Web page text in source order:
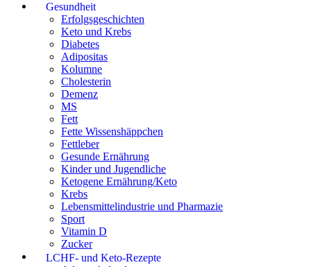
Gesundheit
Erfolgsgeschichten
Keto und Krebs
Diabetes
Adipositas
Kolumne
Cholesterin
Demenz
MS
Fett
Fette Wissenshäppchen
Fettleber
Gesunde Ernährung
Kinder und Jugendliche
Ketogene Ernährung/Keto
Krebs
Lebensmittelindustrie und Pharmazie
Sport
Vitamin D
Zucker
LCHF- und Keto-Rezepte